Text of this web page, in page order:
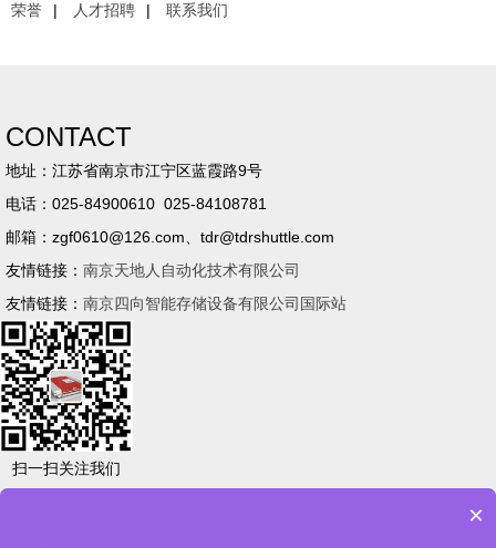
荣誉
| 人才招聘 | 联系我们
CONTACT
地址：江苏省南京市江宁区蓝霞路9号
电话：025-84900610 025-84108781
邮箱：zgf0610@126.com、tdr@tdrshuttle.com
友情链接： 南京天地人自动化技术有限公司
友情链接： 南京四向智能存储设备有限公司国际站
扫一扫关注我们
×